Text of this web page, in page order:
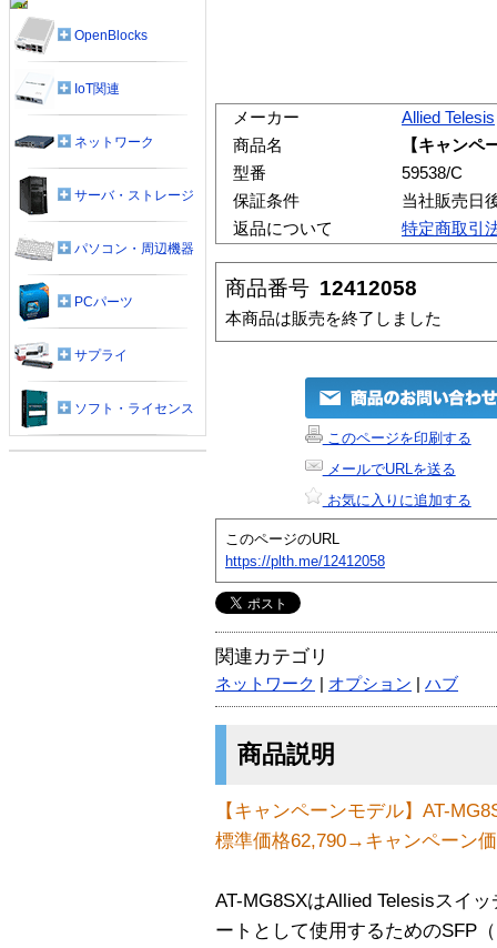
メーカー
Allied Telesis
商品名
【キャンペ
型番
59538/C
保証条件
当社販売日
返品について
特定商取引
商品番号 12412058
本商品は販売を終了しました
このページを印刷する
メールでURLを送る
お気に入りに追加する
このページのURL
https://plth.me/12412058
関連カテゴリ
ネットワーク オプション ハブ
商品説明
【キャンペーンモデル】AT-
標準価格62,790→キャンペーン
AT-MG8SXはAllied Telesisスイ
ートとして使用するためのSFP
OpenBlocks
IoT関連
ネットワーク
サーバ・ストレージ
パソコン・周辺機器
PCパーツ
サプライ
ソフト・ライセンス